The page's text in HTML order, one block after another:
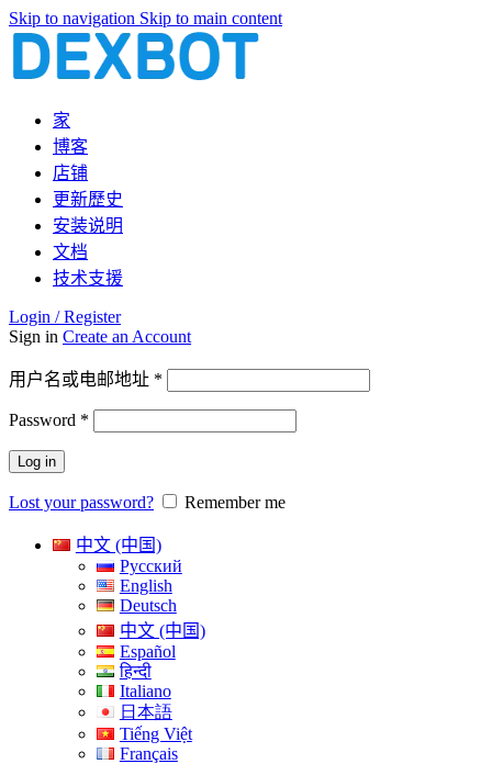
Skip to navigation Skip to main content
家
博客
店铺
更新歷史
安装说明
文档
技术支援
Login / Register
Sign in Create an Account
用户名或电邮地址 *
Password *
Log in
Lost your password? Remember me
中文 (中国)
Русский
English
Deutsch
中文 (中国)
Español
हिन्दी
Italiano
日本語
Tiếng Việt
Français